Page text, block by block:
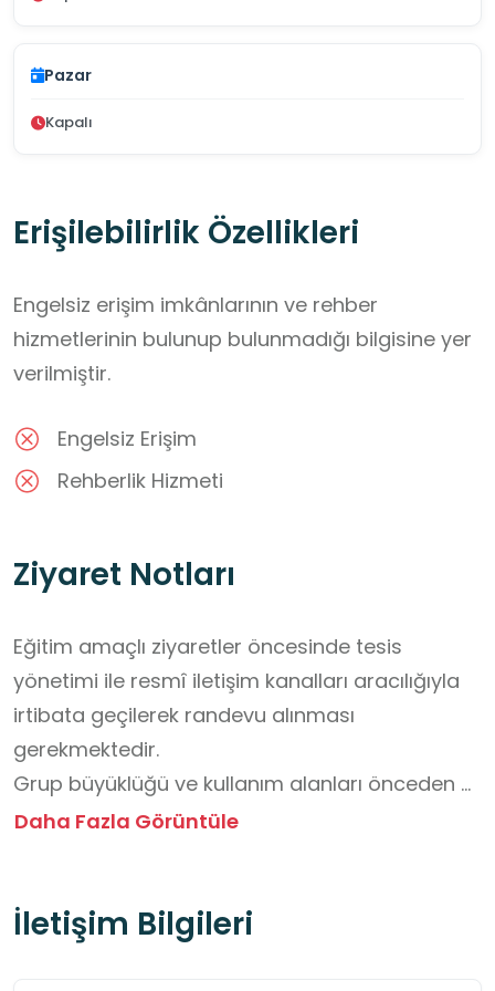
Pazar
Kapalı
Erişilebilirlik Özellikleri
Engelsiz erişim imkânlarının ve rehber
hizmetlerinin bulunup bulunmadığı bilgisine yer
verilmiştir.
Engelsiz Erişim
Rehberlik Hizmeti
Ziyaret Notları
Eğitim amaçlı ziyaretler öncesinde tesis
yönetimi ile resmî iletişim kanalları aracılığıyla
irtibata geçilerek randevu alınması
gerekmektedir.
Grup büyüklüğü ve kullanım alanları önceden
planlanmalı
kullanım kapsamına göre değişiklik
Daha Fazla Görüntüle
İletişim Bilgileri